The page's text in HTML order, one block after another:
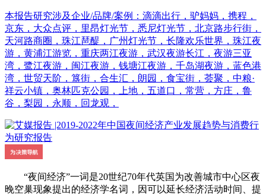
本报告研究涉及企业/品牌/案例：滴滴出行，驴妈妈，携程，
京东，大众点评，里昂灯光节，悉尼灯光节，北京路步行街，
天河路商圈，珠江琶醍，广州灯光节，长隆欢乐世界，珠江夜
游，黄浦江游览，重庆两江夜游，武汉夜游长江，夜游三亚
湾，鹭江夜游，闽江夜游，钱塘江夜游，千岛湖夜游，蓝色港
湾，世贸天阶，簋街，合生汇，朗园，食宝街，荟聚，中粮·
祥云小镇，奥林匹克公园，上地，五道口，常营，方庄，鲁
谷，梨园，永顺，回龙观，
“夜间经济”一词是20世纪70年代英国为改善城市中心区夜
晚空巢现象提出的经济学名词，因可以延长经济活动时间、提